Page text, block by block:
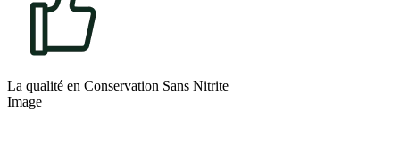
La qualité en Conservation Sans Nitrite
Image